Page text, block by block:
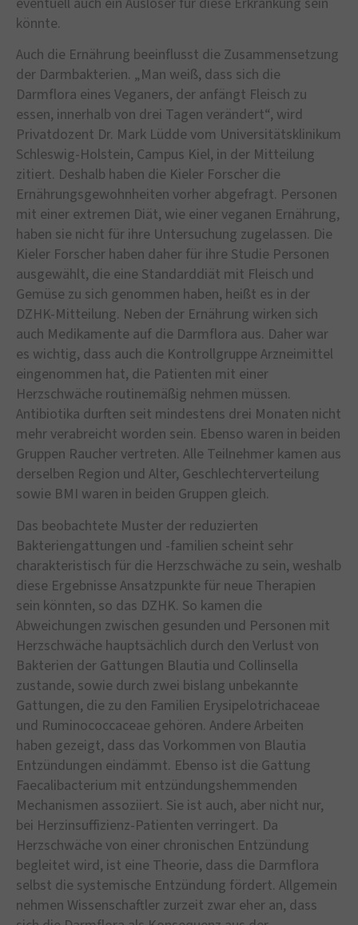
könnte.
Auch die Ernährung beeinflusst die Zusammensetzung
der Darmbakterien. „Man weiß, dass sich die
Darmflora eines Veganers, der anfängt Fleisch zu
essen, innerhalb von drei Tagen verändert“, wird
Privatdozent Dr. Mark Lüdde vom Universitätsklinikum
Schleswig-Holstein, Campus Kiel, in der Mitteilung
zitiert. Deshalb haben die Kieler Forscher die
Ernährungsgewohnheiten vorher abgefragt. Personen
mit einer extremen Diät, wie einer veganen Ernährung,
haben sie nicht für ihre Untersuchung zugelassen. Die
Kieler Forscher haben daher für ihre Studie Personen
ausgewählt, die eine Standarddiät mit Fleisch und
Gemüse zu sich genommen haben, heißt es in der
DZHK-Mitteilung. Neben der Ernährung wirken sich
auch Medikamente auf die Darmflora aus. Daher war
es wichtig, dass auch die Kontrollgruppe Arzneimittel
eingenommen hat, die Patienten mit einer
Herzschwäche routinemäßig nehmen müssen.
Antibiotika durften seit mindestens drei Monaten nicht
mehr verabreicht worden sein. Ebenso waren in beiden
Gruppen Raucher vertreten. Alle Teilnehmer kamen aus
derselben Region und Alter, Geschlechterverteilung
sowie BMI waren in beiden Gruppen gleich.
Das beobachtete Muster der reduzierten
Bakteriengattungen und -familien scheint sehr
charakteristisch für die Herzschwäche zu sein, weshalb
diese Ergebnisse Ansatzpunkte für neue Therapien
sein könnten, so das DZHK. So kamen die
Abweichungen zwischen gesunden und Personen mit
Herzschwäche hauptsächlich durch den Verlust von
Bakterien der Gattungen Blautia und Collinsella
zustande, sowie durch zwei bislang unbekannte
Gattungen, die zu den Familien Erysipelotrichaceae
und Ruminococcaceae gehören. Andere Arbeiten
haben gezeigt, dass das Vorkommen von Blautia
Entzündungen eindämmt. Ebenso ist die Gattung
Faecalibacterium mit entzündungshemmenden
Mechanismen assoziiert. Sie ist auch, aber nicht nur,
bei Herzinsuffizienz-Patienten verringert. Da
Herzschwäche von einer chronischen Entzündung
begleitet wird, ist eine Theorie, dass die Darmflora
selbst die systemische Entzündung fördert. Allgemein
nehmen Wissenschaftler zurzeit zwar eher an, dass